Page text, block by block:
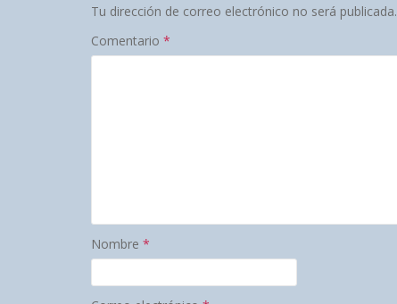
Tu dirección de correo electrónico no será publicada.
Comentario *
Nombre *